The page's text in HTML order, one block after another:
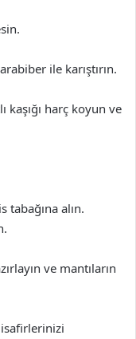
ile karıştırın.
kaşığı harç koyun ve
tabağına alın.
ve mantıların